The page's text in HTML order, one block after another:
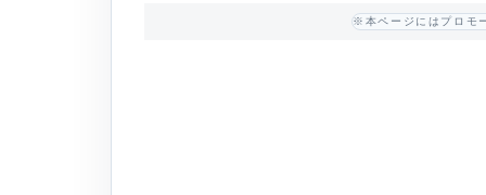
※本ページにはプロモ